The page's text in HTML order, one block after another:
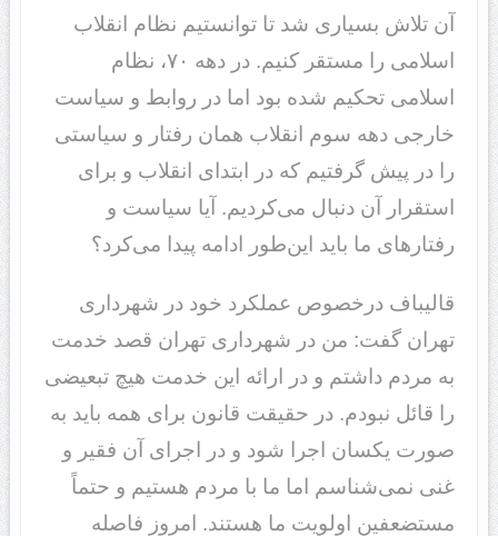
آن تلاش بسیاری شد تا توانستیم نظام انقلاب
اسلامی را مستقر کنیم. در دهه ۷۰، نظام
اسلامی تحکیم شده بود اما در روابط و سیاست
خارجی دهه سوم انقلاب همان رفتار و سیاستی
را در پیش گرفتیم که در ابتدای انقلاب و برای
استقرار آن دنبال می‌کردیم. آیا سیاست و
رفتارهای ما باید این‌طور ادامه پیدا می‌کرد؟
قالیباف درخصوص عملکرد خود در شهرداری
تهران گفت: من در شهرداری تهران قصد خدمت
به مردم داشتم و در ارائه این خدمت هیچ تبعیضی
را قائل نبودم. در حقیقت قانون برای همه باید به
صورت یکسان اجرا شود و در اجرای آن فقیر و
غنی نمی‌شناسم اما ما با مردم هستیم و حتماً
مستضعفین اولویت ما هستند. امروز فاصله